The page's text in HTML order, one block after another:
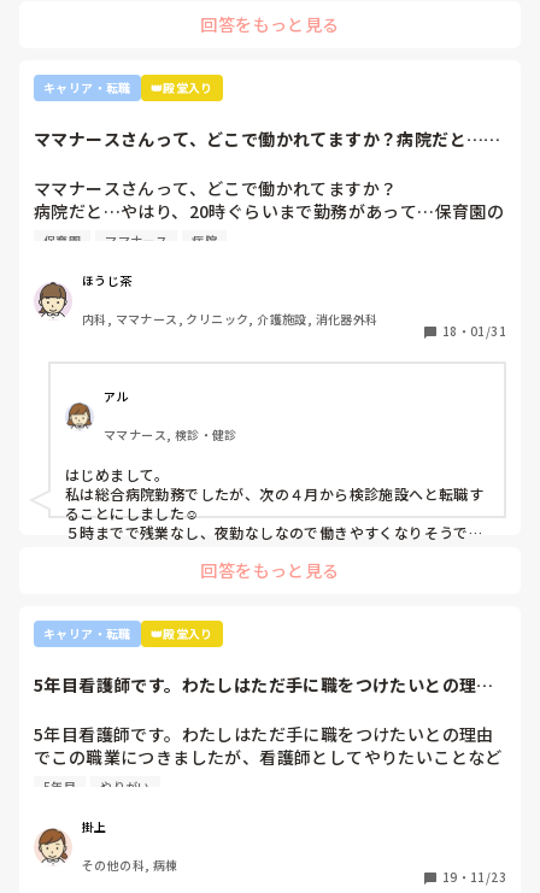
り、看護のつながりが無かったことは自分でも反省していま
すし、今後成長させていきたいなと思っています。
いないです。
るかな？』『自分ならそこまでされたら辞めるよ』とのこ
と。
師長さんの言ってることも確かに理解できますが
てないですし、病棟での臨床経験を積んで学んでいきたいと
気持ちがあります。
・転職する
アややることが多くて忙しくても、人間関係は良好でも、どう
外来や検診センターは、また病棟とは全然違う業務になるの
で、病棟での臨床経験を積みたい気持ちがあるのであれば、ご
きな病院だとどうしても異動で行きたくない場所に行かされて
病院も規模やいろいろ取り組んでいることが違うので、探して
みるとおもしろいですよ。ただ、転職するなら3年は基礎をつ
けてもいいのかなと思います。中途採用は即戦力を期待されま
回答をもっと見る
キャリア・転職 👑殿堂入り
ママナースさんって、どこで働かれてますか？病院だと…や
ママナースさんって、どこで働かれてますか？
病院だと…やはり、20時ぐらいまで勤務があって…保育園の
お迎えが間に合わないことが多くて…
保育園 ママナース 病院
ほうじ茶
内科, ママナース, クリニック, 介護施設, 消化器外科
18 ・ 01/31
アル
ママナース, 検診・健診
はじめまして。
私は総合病院勤務でしたが、次の４月から検診施設へと転職す
ることにしました☺️
５時までで残業なし、夜勤なしなので働きやすくなりそうです
回答をもっと見る
キャリア・転職 👑殿堂入り
5年目看護師です。わたしはただ手に職をつけたいとの理由
5年目看護師です。わたしはただ手に職をつけたいとの理由
でこの職業につきましたが、看護師としてやりたいことなど
あまり考えたことがなく、ただ言われたことをやっているよ
続けてしまっています。
みなさんはどういったきっかけで看護師を目指したり、今の
科についていたりしますか？
5年目 やりがい
掛上
その他の科, 病棟
19 ・ 11/23